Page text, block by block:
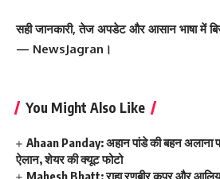
सही जानकारी, तेज अपडेट और आसान भाषा में
— NewsJagran।
You Might Also Like
Ahaan Panday: अहान पांडे की बहन अलाना
ऐलान, शेयर की क्यूट फोटो
Mahesh Bhatt: राहा रणबीर कपूर और